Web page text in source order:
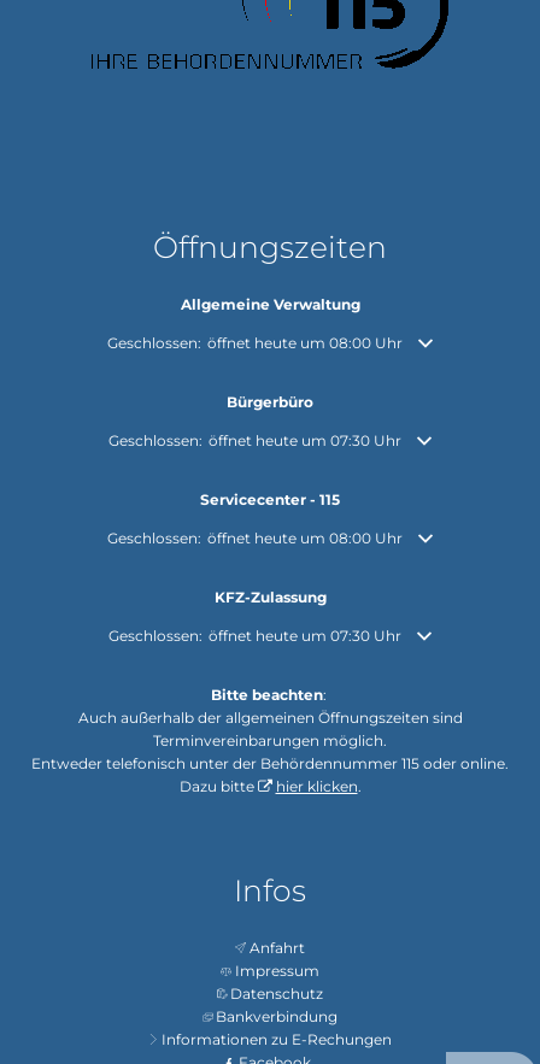
Öffnungszeiten
Allgemeine Verwaltung
Klicken, um weitere Öffnungs- oder Schließzeiten
Geschlossen: öffnet heute um 08:00 Uhr
Bürgerbüro
Klicken, um weitere Öffnungs- oder Schließzeiten
Geschlossen: öffnet heute um 07:30 Uhr
Servicecenter - 115
Klicken, um weitere Öffnungs- oder Schließzeiten
Geschlossen: öffnet heute um 08:00 Uhr
KFZ-Zulassung
Klicken, um weitere Öffnungs- oder Schließzeiten
Geschlossen: öffnet heute um 07:30 Uhr
Bitte beachten:
Auch außerhalb der allgemeinen Öffnungszeiten sind
Terminvereinbarungen möglich.
Entweder telefonisch unter der Behördennummer 115 oder online.
Dazu bitte
hier klicken.
Infos
Anfahrt
Impressum
Datenschutz
Bankverbindung
Informationen zu E-Rechungen